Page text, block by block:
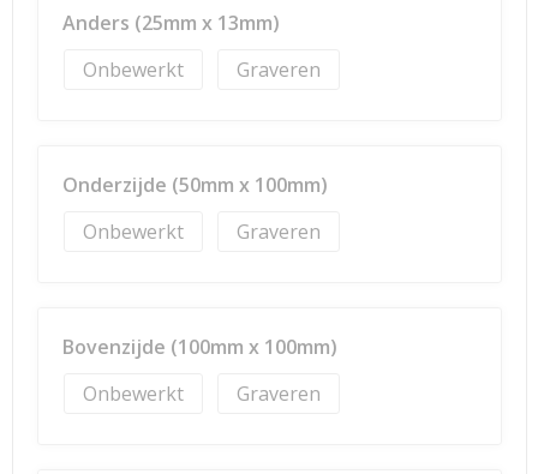
Anders (25mm x 13mm)
Onbewerkt
Graveren
Onderzijde (50mm x 100mm)
Onbewerkt
Graveren
Bovenzijde (100mm x 100mm)
Onbewerkt
Graveren